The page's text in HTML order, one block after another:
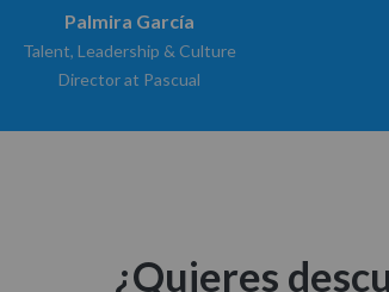
Palmira García
Talent, Leadership & Culture
Director at Pascual
¿Quieres